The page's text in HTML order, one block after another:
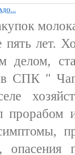
лет.
делом,
СПК "
опасения